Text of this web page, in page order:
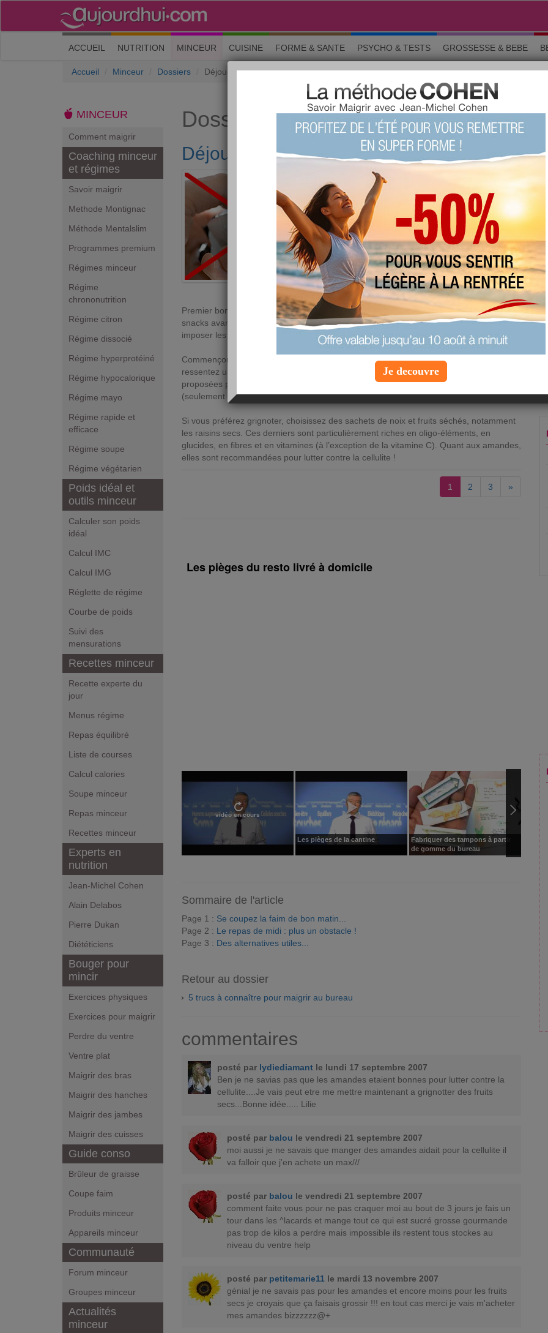
ACCUEIL (current)
NUTRITION MINCEUR CUISINE FORME & SANTE PSYCHO & TESTS GROSSESSE & BEBE
Accueil Minceur Dossiers Déjouez les pièges du bureau
MINCEUR
Comment maigrir
Coaching minceur
et régimes
Savoir maigrir
Methode Montignac
Méthode Mentalslim
Programmes premium
Régimes minceur
Régime
chrononutrition
Régime citron
Régime dissocié
Régime hyperprotéiné
Régime hypocalorique
Régime mayo
Régime rapide et
efficace
Régime soupe
Régime végétarien
Poids idéal et
outils minceur
Calculer son poids
idéal
Calcul IMC
Calcul IMG
Réglette de régime
Courbe de poids
Suivi des
mensurations
Recettes minceur
Recette experte du
jour
Menus régime
Repas équilibré
Liste de courses
Calcul calories
Soupe minceur
Repas minceur
Recettes minceur
Experts en
nutrition
Jean-Michel Cohen
Alain Delabos
Pierre Dukan
Diététiciens
Bouger pour
mincir
Exercices physiques
Exercices pour maigrir
Perdre du ventre
Ventre plat
Maigrir des bras
Maigrir des hanches
Maigrir des jambes
Maigrir des cuisses
Guide conso
Brûleur de graisse
Coupe faim
Produits minceur
Appareils minceur
Communauté
Forum minceur
Groupes minceur
Actualités
minceur
Dossiers minceur
Déjouez les pièges du bureau
LU 25015 fois COMMENTÉ 5 fois
TAGS:
AUTEUR : Michel Bernieri
mardi 7 septembre 2010
Ils sont les réconforts des longues
journées de travail : les snacks sont
essentiels pour récupérer de l'énergie.
Mais attention à ne pas succomber aux
plus gourmands d'entre eux. Quelques
conseils pour éviter lesgrignotages.
Premier bon réflexe à avoir pour éviter les débordements chocolatés : préparer ses
snacks avant de venir travailler. De cette manière vous ne serez pas obligée de vous
imposer les propositions souvent hypercaloriques des distributeurs ou des cantines.
Commençons par les coupe-faim, si utiles si vous avez sauté le petit déjeuner ou
ressentez une fringale pendant l’après-midi. Les barres de céréales, telles que celles
proposées par la marque Quakers, sont à la fois nourrissante et très peu caloriques
(seulement 0,8 g de gras saturés) avec un goût fruité qui dément toute fadeur.
Si vous préférez grignoter, choisissez des sachets de noix et fruits séchés, notamment
les raisins secs. Ces derniers sont particulièrement riches en oligo-éléments, en
glucides, en fibres et en vitamines (à l’exception de la vitamine C). Quant aux amandes,
elles sont recommandées pour lutter contre la cellulite !
1 2 3 »
Les pièges du resto livré à domicile
vidéo en cours
Les pièges de la cantine
Fabriquer des tampons à partir
de gomme du bureau
bureau
Sommaire de l'article
Page 1 : Se coupez la faim de bon matin...
Page 2 : Le repas de midi : plus un obstacle !
Page 3 : Des alternatives utiles...
Retour au dossier
5 trucs à connaître pour maigrir au bureau
commentaires
posté par lydiediamant le lundi 17 septembre 2007
Ben je ne savias pas que les amandes etaient bonnes pour lutter contre la
cellulite....Je vais peut etre me mettre maintenant a grignotter des fruits
secs...Bonne idée..... Lilie
posté par balou le vendredi 21 septembre 2007
moi aussi je ne savais que manger des amandes aidait pour la cellulite il
va falloir que j'en achete un max///
posté par balou le vendredi 21 septembre 2007
comment faite vous pour ne pas craquer moi au bout de 3 jours je fais un
tour dans les ^lacards et mange tout ce qui est sucré grosse gourmande
pas trop de kilos a perdre mais impossible ils restent tous stockes au
niveau du ventre help
posté par petitemarie11 le mardi 13 novembre 2007
génial je ne savais pas pour les amandes et encore moins pour les fruits
secs je croyais que ça faisais grossir !!! en tout cas merci je vais m'acheter
mes amandes bizzzzzz@+
Je decouvre